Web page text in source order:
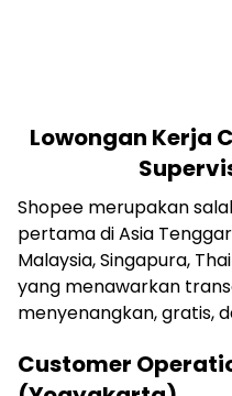
Lowongan Kerja
Shopee merupakan
pertama di Asia
Malaysia, Singapura,
yang menawarkan
menyenangkan, gratis,
Customer